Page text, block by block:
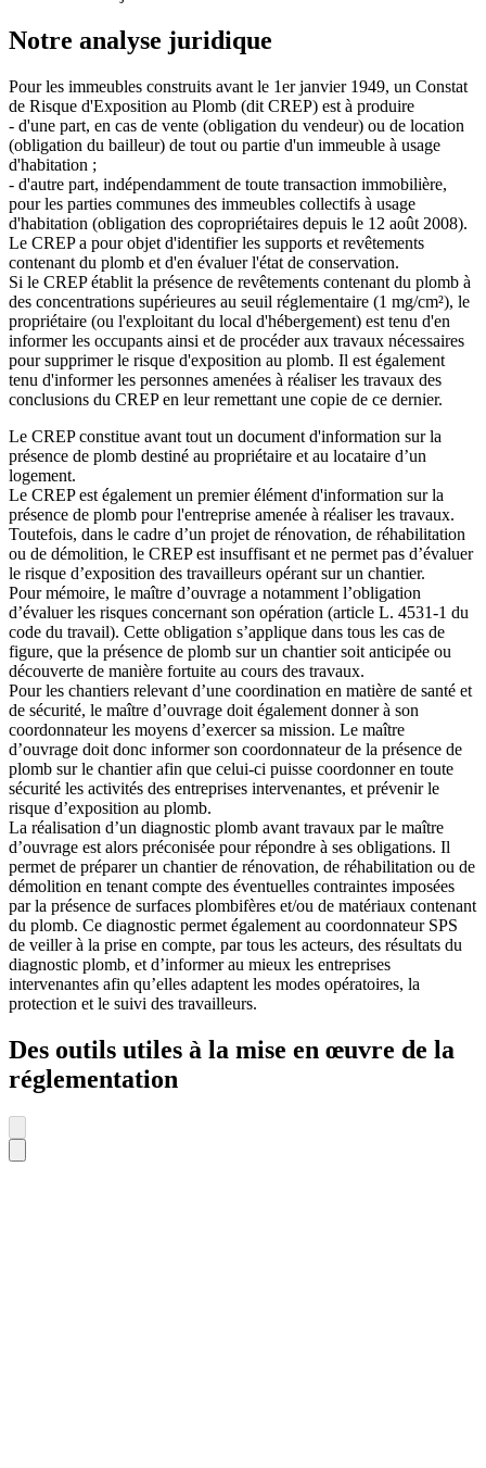
Notre analyse juridique
Pour les immeubles construits avant le 1er janvier 1949, un Constat
de Risque d'Exposition au Plomb (dit CREP) est à produire
- d'une part, en cas de vente (obligation du vendeur) ou de location
(obligation du bailleur) de tout ou partie d'un immeuble à usage
d'habitation ;
- d'autre part, indépendamment de toute transaction immobilière,
pour les parties communes des immeubles collectifs à usage
d'habitation (obligation des copropriétaires depuis le 12 août 2008).
Le CREP a pour objet d'identifier les supports et revêtements
contenant du plomb et d'en évaluer l'état de conservation.
Si le CREP établit la présence de revêtements contenant du plomb à
des concentrations supérieures au seuil réglementaire (1 mg/cm²), le
propriétaire (ou l'exploitant du local d'hébergement) est tenu d'en
informer les occupants ainsi et de procéder aux travaux nécessaires
pour supprimer le risque d'exposition au plomb. Il est également
tenu d'informer les personnes amenées à réaliser les travaux des
conclusions du CREP en leur remettant une copie de ce dernier.
Le CREP constitue avant tout un document d'information sur la
présence de plomb destiné au propriétaire et au locataire d’un
logement.
Le CREP est également un premier élément d'information sur la
présence de plomb pour l'entreprise amenée à réaliser les travaux.
Toutefois, dans le cadre d’un projet de rénovation, de réhabilitation
ou de démolition, le CREP est insuffisant et ne permet pas d’évaluer
le risque d’exposition des travailleurs opérant sur un chantier.
Pour mémoire, le maître d’ouvrage a notamment l’obligation
d’évaluer les risques concernant son opération (article L. 4531-1 du
code du travail). Cette obligation s’applique dans tous les cas de
figure, que la présence de plomb sur un chantier soit anticipée ou
découverte de manière fortuite au cours des travaux.
Pour les chantiers relevant d’une coordination en matière de santé et
de sécurité, le maître d’ouvrage doit également donner à son
coordonnateur les moyens d’exercer sa mission. Le maître
d’ouvrage doit donc informer son coordonnateur de la présence de
plomb sur le chantier afin que celui-ci puisse coordonner en toute
sécurité les activités des entreprises intervenantes, et prévenir le
risque d’exposition au plomb.
La réalisation d’un diagnostic plomb avant travaux par le maître
d’ouvrage est alors préconisée pour répondre à ses obligations. Il
permet de préparer un chantier de rénovation, de réhabilitation ou de
démolition en tenant compte des éventuelles contraintes imposées
par la présence de surfaces plombifères et/ou de matériaux contenant
du plomb. Ce diagnostic permet également au coordonnateur SPS
de veiller à la prise en compte, par tous les acteurs, des résultats du
diagnostic plomb, et d’informer au mieux les entreprises
intervenantes afin qu’elles adaptent les modes opératoires, la
protection et le suivi des travailleurs.
Des outils utiles à la mise en œuvre de la
réglementation